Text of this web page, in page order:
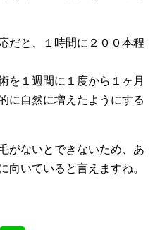
だと、１時間に２００本程
を１週間に１度から１ヶ月
に自然に増えたようにする
がないとできないため、あ
向いていると言えますね。